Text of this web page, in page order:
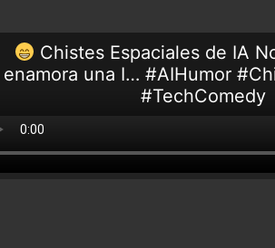
Chistes Espaciales de IA
enamora una I… #AIHumor
#TechComedy